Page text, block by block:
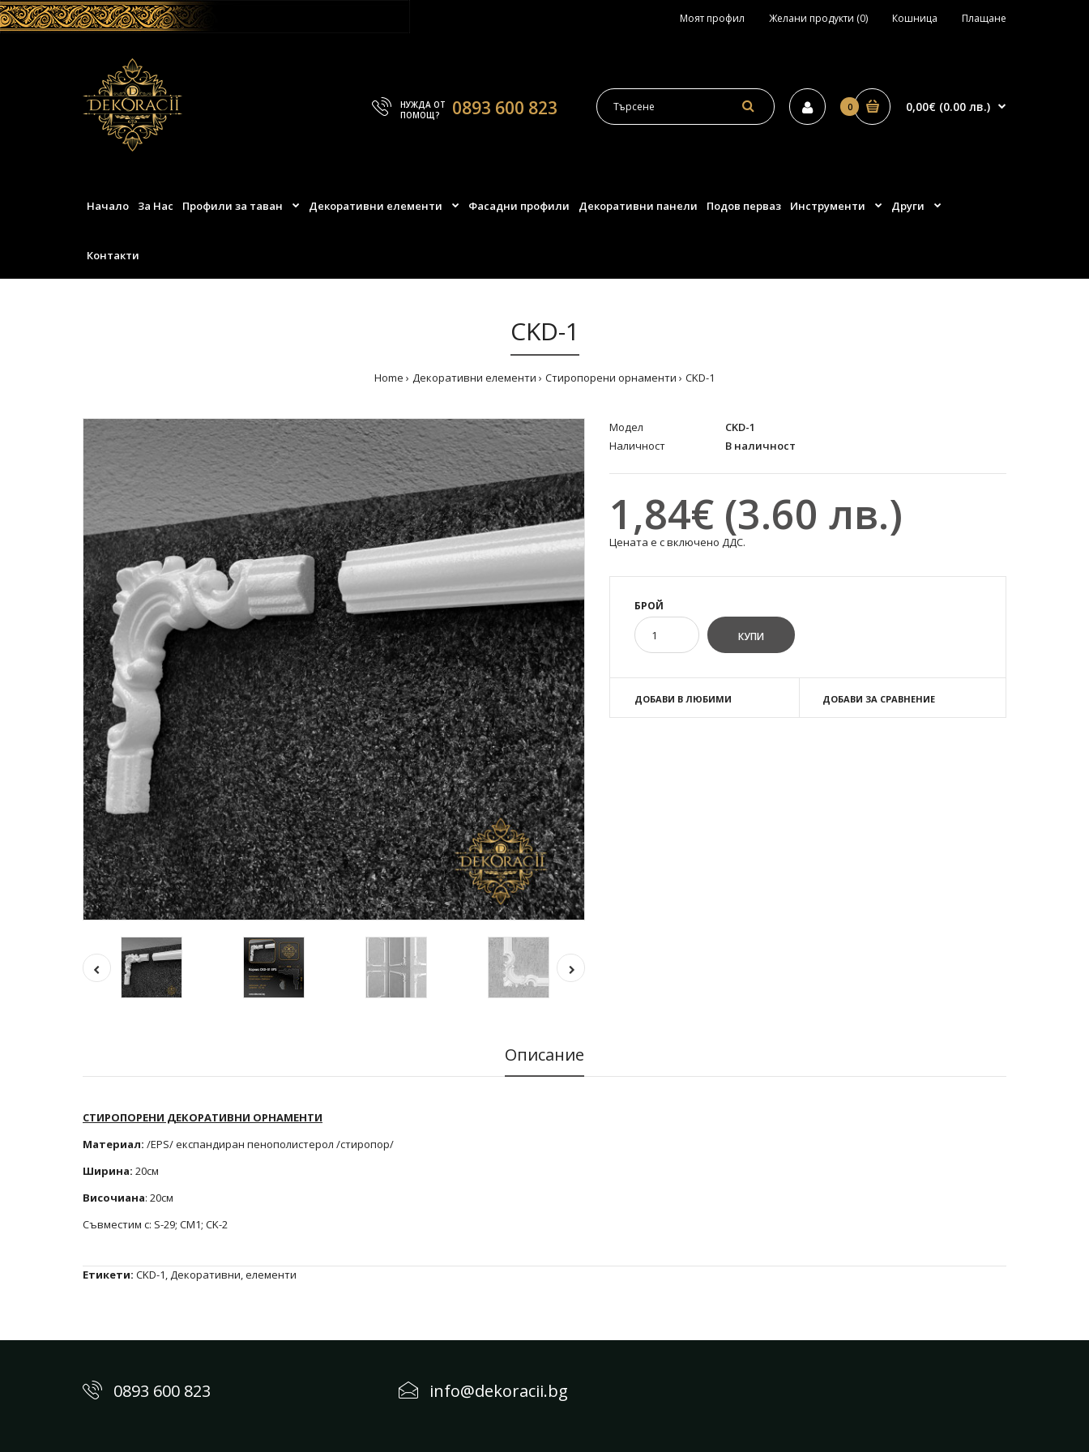
Моят профил Желани продукти (0) Кошница Плащане
НУЖДА ОТ
ПОМОЩ?
0893 600 823 0 0,00€ (0.00 лв.)
Начало За Нас Профили за таван Декоративни елементи Фасадни профили Декоративни панели Подов перваз Инструменти Други
Контакти
CKD-1
Home Декоративни елементи Стиропорени орнаменти CKD-1
Модел
CKD-1
Наличност
В наличност
1,84€ (3.60 лв.)
Цената е с включено ДДС.
БРОЙ
ДОБАВИ В ЛЮБИМИ ДОБАВИ ЗА СРАВНЕНИЕ
Описание
СТИРОПОРЕНИ ДЕКОРАТИВНИ ОРНАМЕНТИ
Материал: /EPS/ експандиран пенополистерол /стиропор/
Ширина: 20см
Височиана: 20см
Съвместим с: S-29; CM1; CK-2
Етикети: CKD-1,Декоративни,елементи
0893 600 823 info@dekoracii.bg